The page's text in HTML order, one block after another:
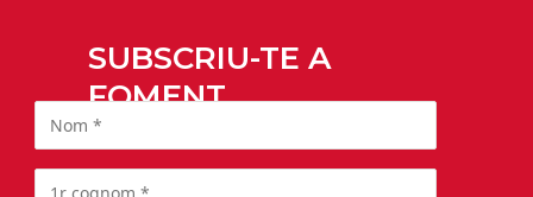
SUBSCRIU-TE A
FOMENT